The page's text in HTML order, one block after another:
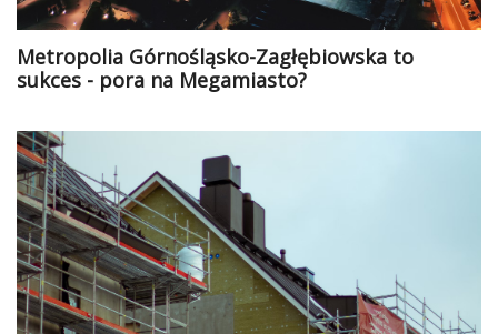
Metropolia Górnośląsko-Zagłębiowska to
sukces - pora na Megamiasto?